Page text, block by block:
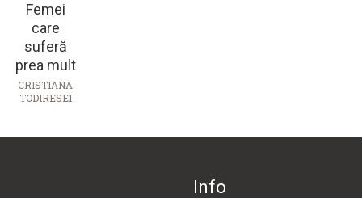
Femei
care
suferă
prea mult
CRISTIANA
TODIRESEI
Info